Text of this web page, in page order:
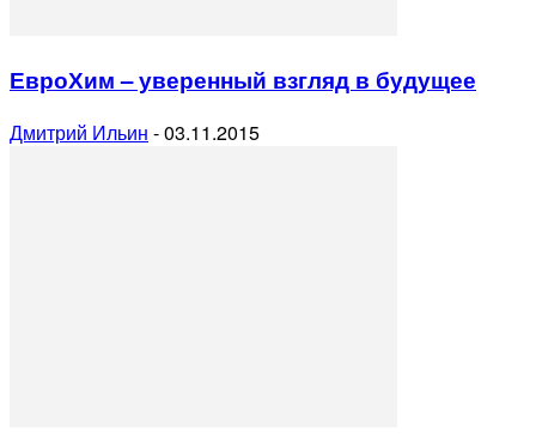
ЕвроХим – уверенный взгляд в будущее
Дмитрий Ильин -03.11.2015